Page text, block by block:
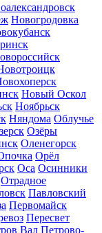
Новогродовка
Новый Оскол
Ноябрьск
Няндома Облучье
Озёры
Оленегорск
Орёл
Оса Осинники
Отрадное
Павловский
Первомайск
Пересвет
Вал Петрово-